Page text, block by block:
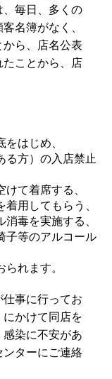
毎日、多くの
名簿がなく、
ら、店名公表
ことから、店
はじめ、
る方）の入店禁止
て着席する、
用してもらう、
毒を実施する、
子等のアルコール
れます。
事に行ってお
かけて同店を
染に不安があ
ターにご連絡